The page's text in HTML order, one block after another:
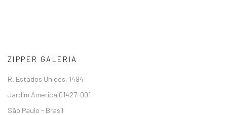
ZIPPER GALERIA
R. Estados Unidos, 1494
Jardim America 01427-001
São Paulo - Brasil